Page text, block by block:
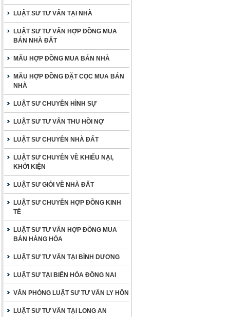
LUẬT SƯ TƯ VẤN TẠI NHÀ
LUẬT SƯ TƯ VẤN HỢP ĐỒNG MUA
BÁN NHÀ ĐẤT
MẪU HỢP ĐỒNG MUA BÁN NHÀ
MẪU HỢP ĐỒNG ĐẶT CỌC MUA BÁN
NHÀ
LUẬT SƯ CHUYÊN HÌNH SỰ
LUẬT SƯ TƯ VẤN THU HỒI NỢ
LUẬT SƯ CHUYÊN NHÀ ĐẤT
LUẬT SƯ CHUYÊN VỀ KHIẾU NẠI,
KHỞI KIỆN
LUẬT SƯ GIỎI VỀ NHÀ ĐẤT
LUẬT SƯ CHUYÊN HỢP ĐỒNG KINH
TẾ
LUẬT SƯ TƯ VẤN HỢP ĐỒNG MUA
BÁN HÀNG HÓA
LUẬT SƯ TƯ VẤN TẠI BÌNH DƯƠNG
LUẬT SƯ TẠI BIÊN HÒA ĐỒNG NAI
VĂN PHÒNG LUẬT SƯ TƯ VẤN LY HÔN
LUẬT SƯ TƯ VẤN TẠI LONG AN